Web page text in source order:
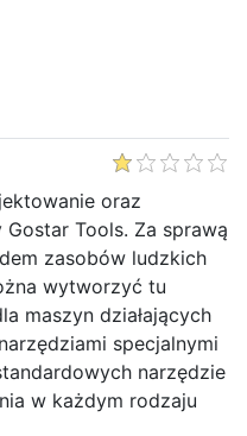
oraz
Tools. Za sprawą
zasobów ludzkich
wytworzyć tu
maszyn działających
specjalnymi
narzędzie
w każdym rodzaju